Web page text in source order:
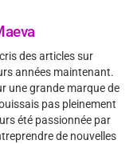
des articles sur
années maintenant.
une grande marque de
pas pleinement
été passionnée par
de nouvelles